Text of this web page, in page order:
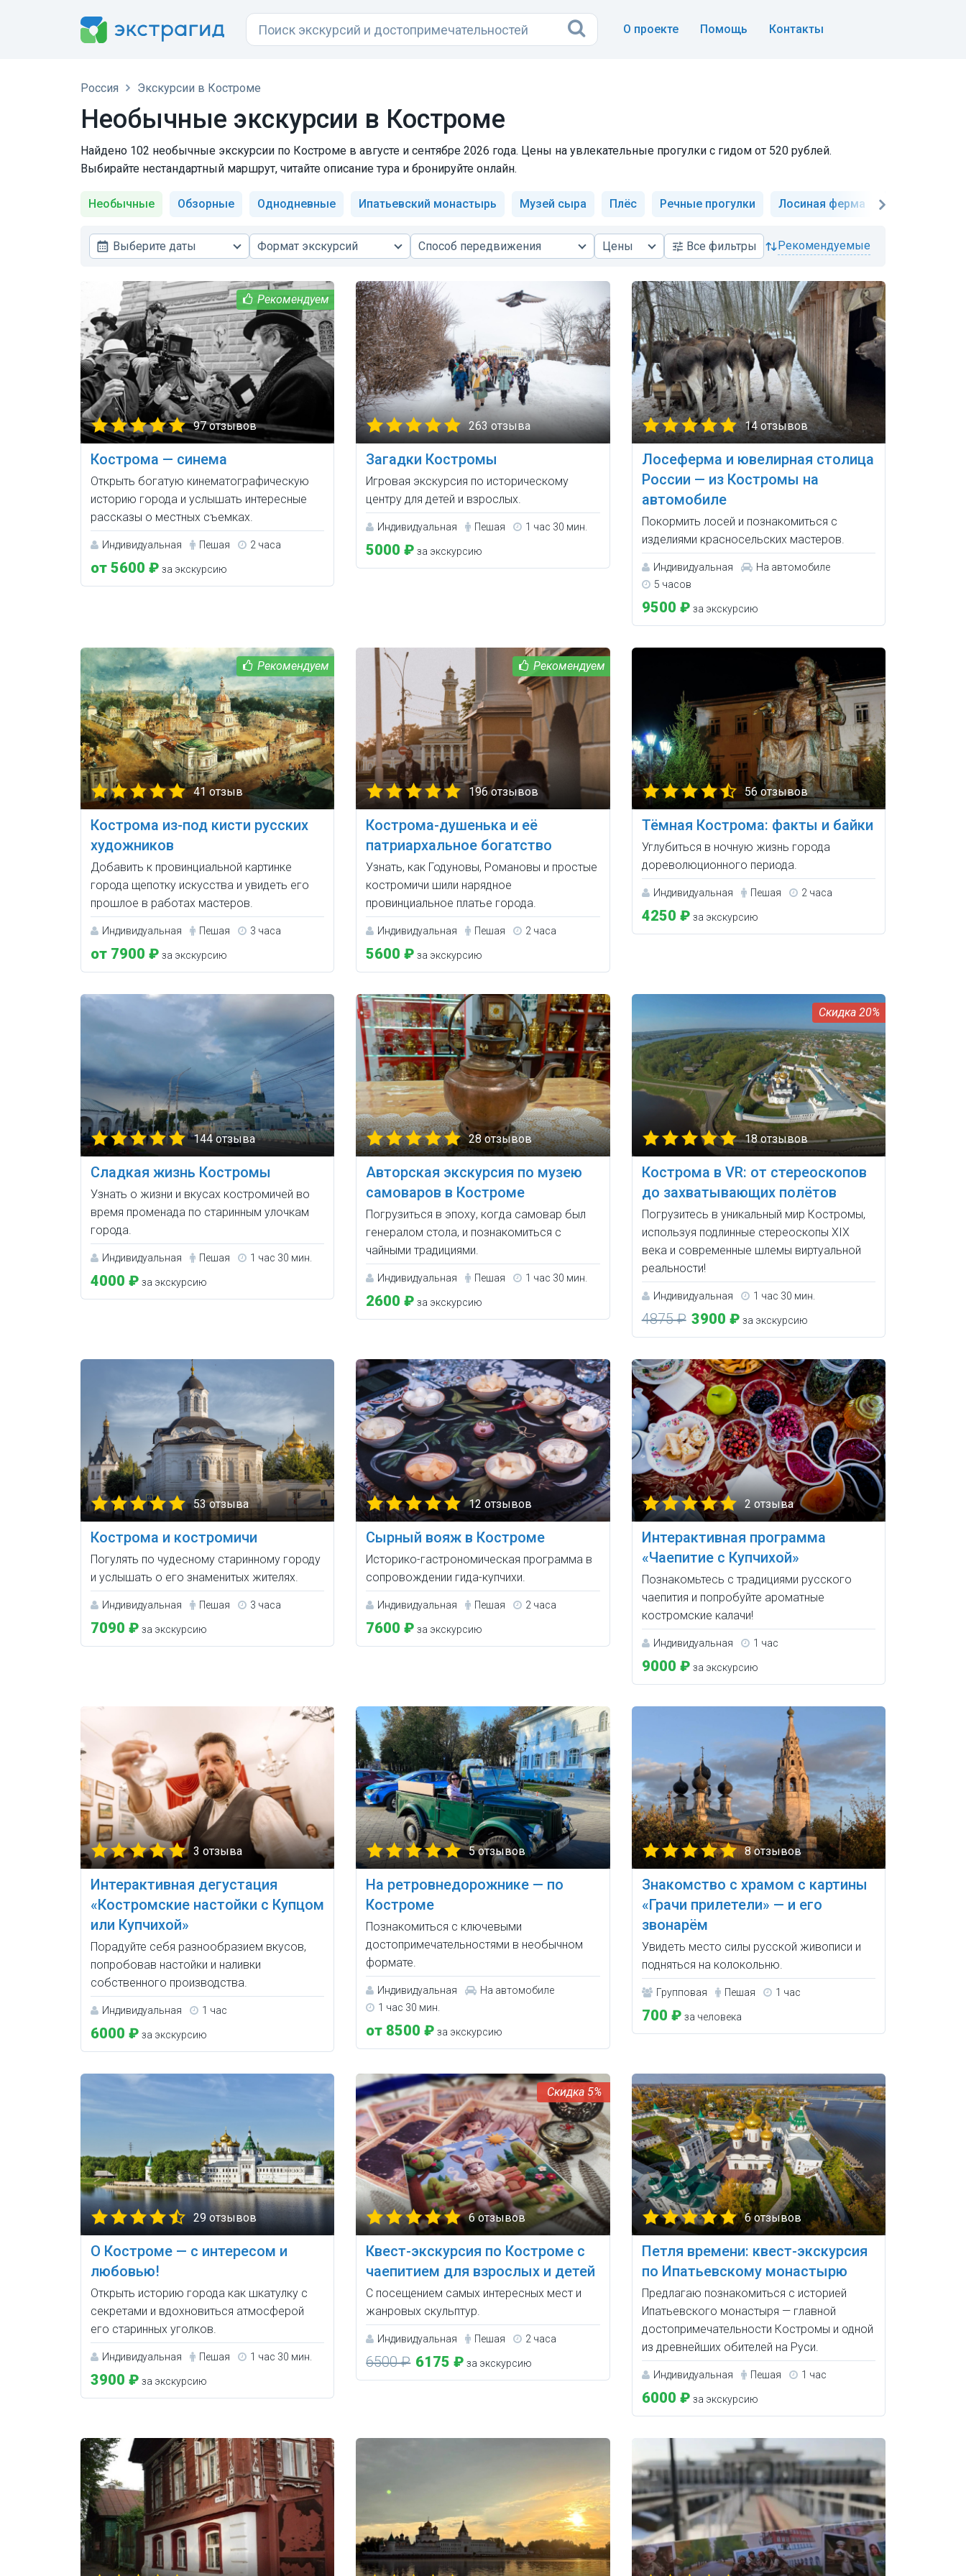
О проекте Помощь Контакты
Россия Экскурсии в Костроме
Необычные экскурсии в Костроме
Найдено 102 необычные экскурсии по Костроме в августе и сентябре 2026 года. Цены на увлекательные прогулки с гидом от 520 рублей.
Выбирайте нестандартный маршрут, читайте описание тура и бронируйте онлайн.
Необычные Обзорные Однодневные Ипатьевский монастырь Музей сыра Плёс Речные прогулки Лосиная ферма
Выберите даты Формат экскурсий Способ передвижения Цены Всефильтры рекомендуемые
97 отзывов
Кострома — синема
Открыть богатую кинематографическую
историю города и услышать интересные
рассказы о местных съемках.
Индивидуальная Пешая 2 часа
от 5600 ₽ за экскурсию
263 отзыва
Загадки Костромы
Игровая экскурсия по историческому
центру для детей и взрослых.
Индивидуальная Пешая 1 час 30 мин.
5000 ₽ за экскурсию
14 отзывов
Лосеферма и ювелирная столица
России — из Костромы на
автомобиле
Покормить лосей и познакомиться с
изделиями красносельских мастеров.
Индивидуальная
На автомобиле
5 часов
9500 ₽ за экскурсию
41 отзыв
Кострома из-под кисти русских
художников
Добавить к провинциальной картинке
города щепотку искусства и увидеть его
прошлое в работах мастеров.
Индивидуальная Пешая 3 часа
от 7900 ₽ за экскурсию
196 отзывов
Кострома-душенька и её
патриархальное богатство
Узнать, как Годуновы, Романовы и простые
костромичи шили нарядное
провинциальное платье города.
Индивидуальная Пешая 2 часа
5600 ₽ за экскурсию
56 отзывов
Тёмная Кострома: факты и байки
Углубиться в ночную жизнь города
дореволюционного периода.
Индивидуальная Пешая 2 часа
4250 ₽ за экскурсию
144 отзыва
Сладкая жизнь Костромы
Узнать о жизни и вкусах костромичей во
время променада по старинным улочкам
города.
Индивидуальная Пешая 1 час 30 мин.
4000 ₽ за экскурсию
28 отзывов
Авторская экскурсия по музею
самоваров в Костроме
Погрузиться в эпоху, когда самовар был
генералом стола, и познакомиться с
чайными традициями.
Индивидуальная Пешая 1 час 30 мин.
2600 ₽ за экскурсию
20%
18 отзывов
Кострома в VR: от стереоскопов
до захватывающих полётов
Погрузитесь в уникальный мир Костромы,
используя подлинные стереоскопы XIX
века и современные шлемы виртуальной
реальности!
Индивидуальная 1 час 30 мин.
4875 ₽ 3900 ₽ за экскурсию
53 отзыва
Кострома и костромичи
Погулять по чудесному старинному городу
и услышать о его знаменитых жителях.
Индивидуальная Пешая 3 часа
7090 ₽ за экскурсию
12 отзывов
Сырный вояж в Костроме
Историко-гастрономическая программа в
сопровождении гида-купчихи.
Индивидуальная Пешая 2 часа
7600 ₽ за экскурсию
2 отзыва
Интерактивная программа
«Чаепитие с Купчихой»
Познакомьтесь с традициями русского
чаепития и попробуйте ароматные
костромские калачи!
Индивидуальная 1 час
9000 ₽ за экскурсию
3 отзыва
Интерактивная дегустация
«Костромские настойки с Купцом
или Купчихой»
Порадуйте себя разнообразием вкусов,
попробовав настойки и наливки
собственного производства.
Индивидуальная 1 час
6000 ₽ за экскурсию
5 отзывов
На ретровнедорожнике — по
Костроме
Познакомиться с ключевыми
достопримечательностями в необычном
формате.
Индивидуальная
На автомобиле
1 час 30 мин.
от 8500 ₽ за экскурсию
8 отзывов
Знакомство с храмом с картины
«Грачи прилетели» — и его
звонарём
Увидеть место силы русской живописи и
подняться на колокольню.
Групповая Пешая 1 час
700 ₽ за человека
29 отзывов
О Костроме — с интересом и
любовью!
Открыть историю города как шкатулку с
секретами и вдохновиться атмосферой
его старинных уголков.
Индивидуальная Пешая 1 час 30 мин.
3900 ₽ за экскурсию
5%
6 отзывов
Квест-экскурсия по Костроме с
чаепитием для взрослых и детей
С посещением самых интересных мест и
жанровых скульптур.
Индивидуальная Пешая 2 часа
6500 ₽ 6175 ₽ за экскурсию
6 отзывов
Петля времени: квест-экскурсия
по Ипатьевскому монастырю
Предлагаю познакомиться с историей
Ипатьевского монастыря — главной
достопримечательности Костромы и одной
из древнейших обителей на Руси.
Индивидуальная Пешая 1 час
6000 ₽ за экскурсию